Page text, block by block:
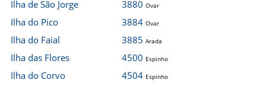
Ilha de São Jorge
Ilha do Pico
Ilha do Faial
Ilha das Flores
Ilha do Corvo
3880 Ovar
3884 Ovar
3885 Arada
4500 Espinho
4504 Espinho